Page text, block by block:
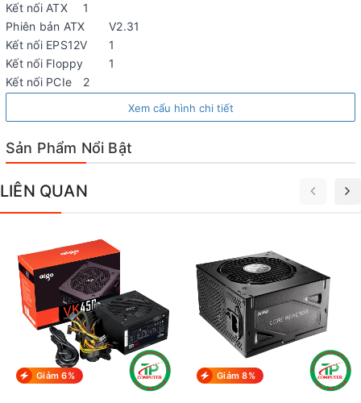
Kết nối ATX
1
Phiên bản ATX
V2.31
Kết nối EPS12V
1
Kết nối Floppy
1
Kết nối PCIe
2
Nguồn vào AC
100-240V
Xem cấu hình chi tiết
Sản Phẩm Nổi Bật
LIÊN QUAN
Giảm 6% Giảm 8%